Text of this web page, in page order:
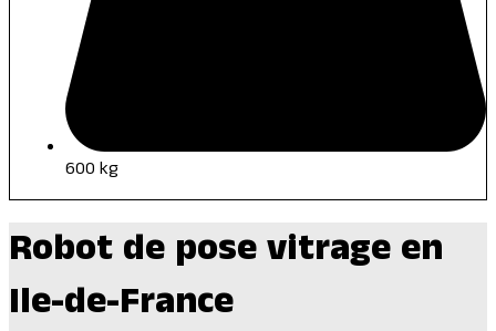
600 kg
Robot de pose vitrage en
Ile-de-France